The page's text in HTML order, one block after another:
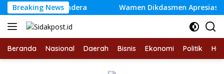
Langsung
ke
konten
Breaking News
Bendera Wamen Dikdasmen Apresiasi Bungo
Beranda Nasional Daerah Bisnis Ekonomi Politik